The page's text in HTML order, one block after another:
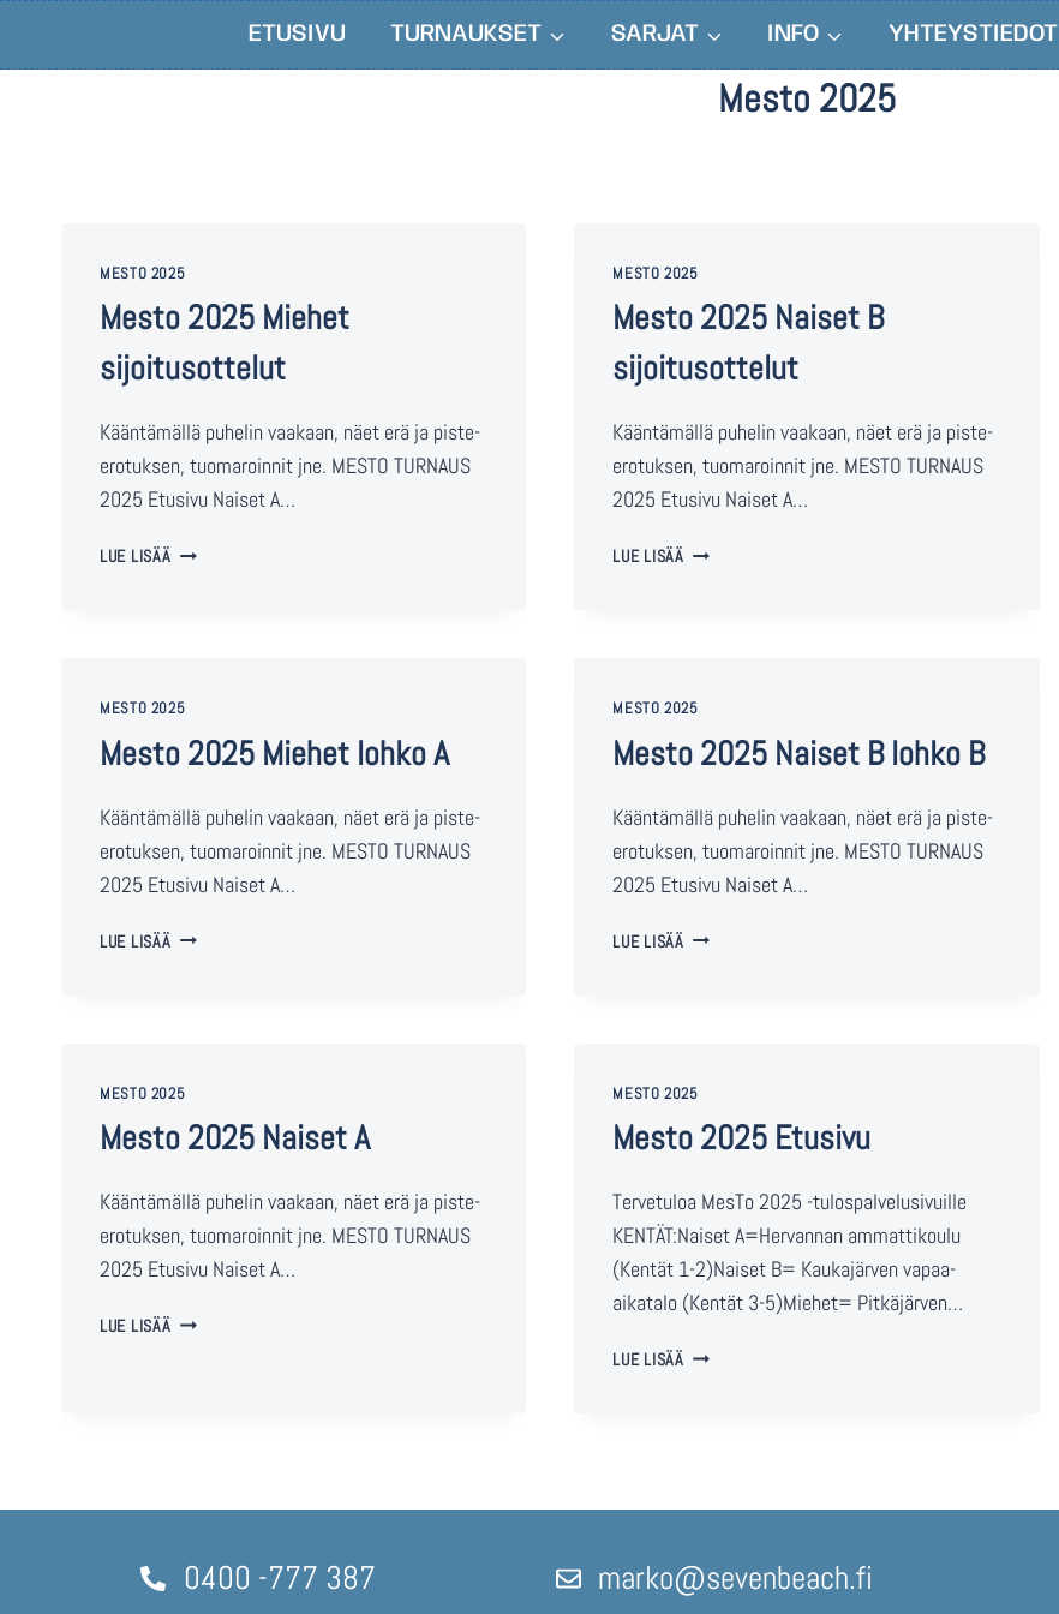
ETUSIVU TURNAUKSET SARJAT INFO YHTEYSTIEDOT
Mesto 2025
MESTO 2025
Mesto 2025 Miehet
sijoitusottelut
Kääntämällä puhelin vaakaan, näet erä ja piste-
erotuksen, tuomaroinnit jne. MESTO TURNAUS
2025 Etusivu Naiset A…
LUE LISÄÄ
MESTO 2025
Mesto 2025 Naiset B
sijoitusottelut
Kääntämällä puhelin vaakaan, näet erä ja piste-
erotuksen, tuomaroinnit jne. MESTO TURNAUS
2025 Etusivu Naiset A…
LUE LISÄÄ
MESTO 2025
Mesto 2025 Miehet lohko A
Kääntämällä puhelin vaakaan, näet erä ja piste-
erotuksen, tuomaroinnit jne. MESTO TURNAUS
2025 Etusivu Naiset A…
LUE LISÄÄ
MESTO 2025
Mesto 2025 Naiset B lohko B
Kääntämällä puhelin vaakaan, näet erä ja piste-
erotuksen, tuomaroinnit jne. MESTO TURNAUS
2025 Etusivu Naiset A…
LUE LISÄÄ
MESTO 2025
Mesto 2025 Naiset A
Kääntämällä puhelin vaakaan, näet erä ja piste-
erotuksen, tuomaroinnit jne. MESTO TURNAUS
2025 Etusivu Naiset A…
LUE LISÄÄ
MESTO 2025
Mesto 2025 Etusivu
Tervetuloa MesTo 2025 -tulospalvelusivuille
KENTÄT:Naiset A=Hervannan ammattikoulu
(Kentät 1-2)Naiset B= Kaukajärven vapaa-
aikatalo (Kentät 3-5)Miehet= Pitkäjärven…
LUE LISÄÄ
0400 -777 387 marko@sevenbeach.fi